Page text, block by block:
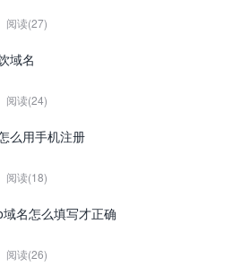
阅读(27)
域名
阅读(24)
么用手机注册
阅读(18)
名怎么填写才正确
阅读(26)